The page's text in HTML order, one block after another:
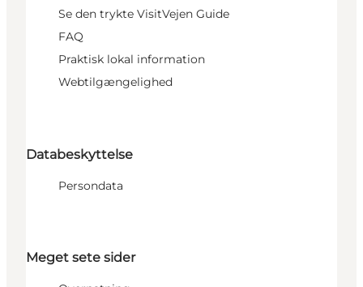
Se den trykte VisitVejen Guide
FAQ
Praktisk lokal information
Webtilgængelighed
Databeskyttelse
Persondata
Meget sete sider